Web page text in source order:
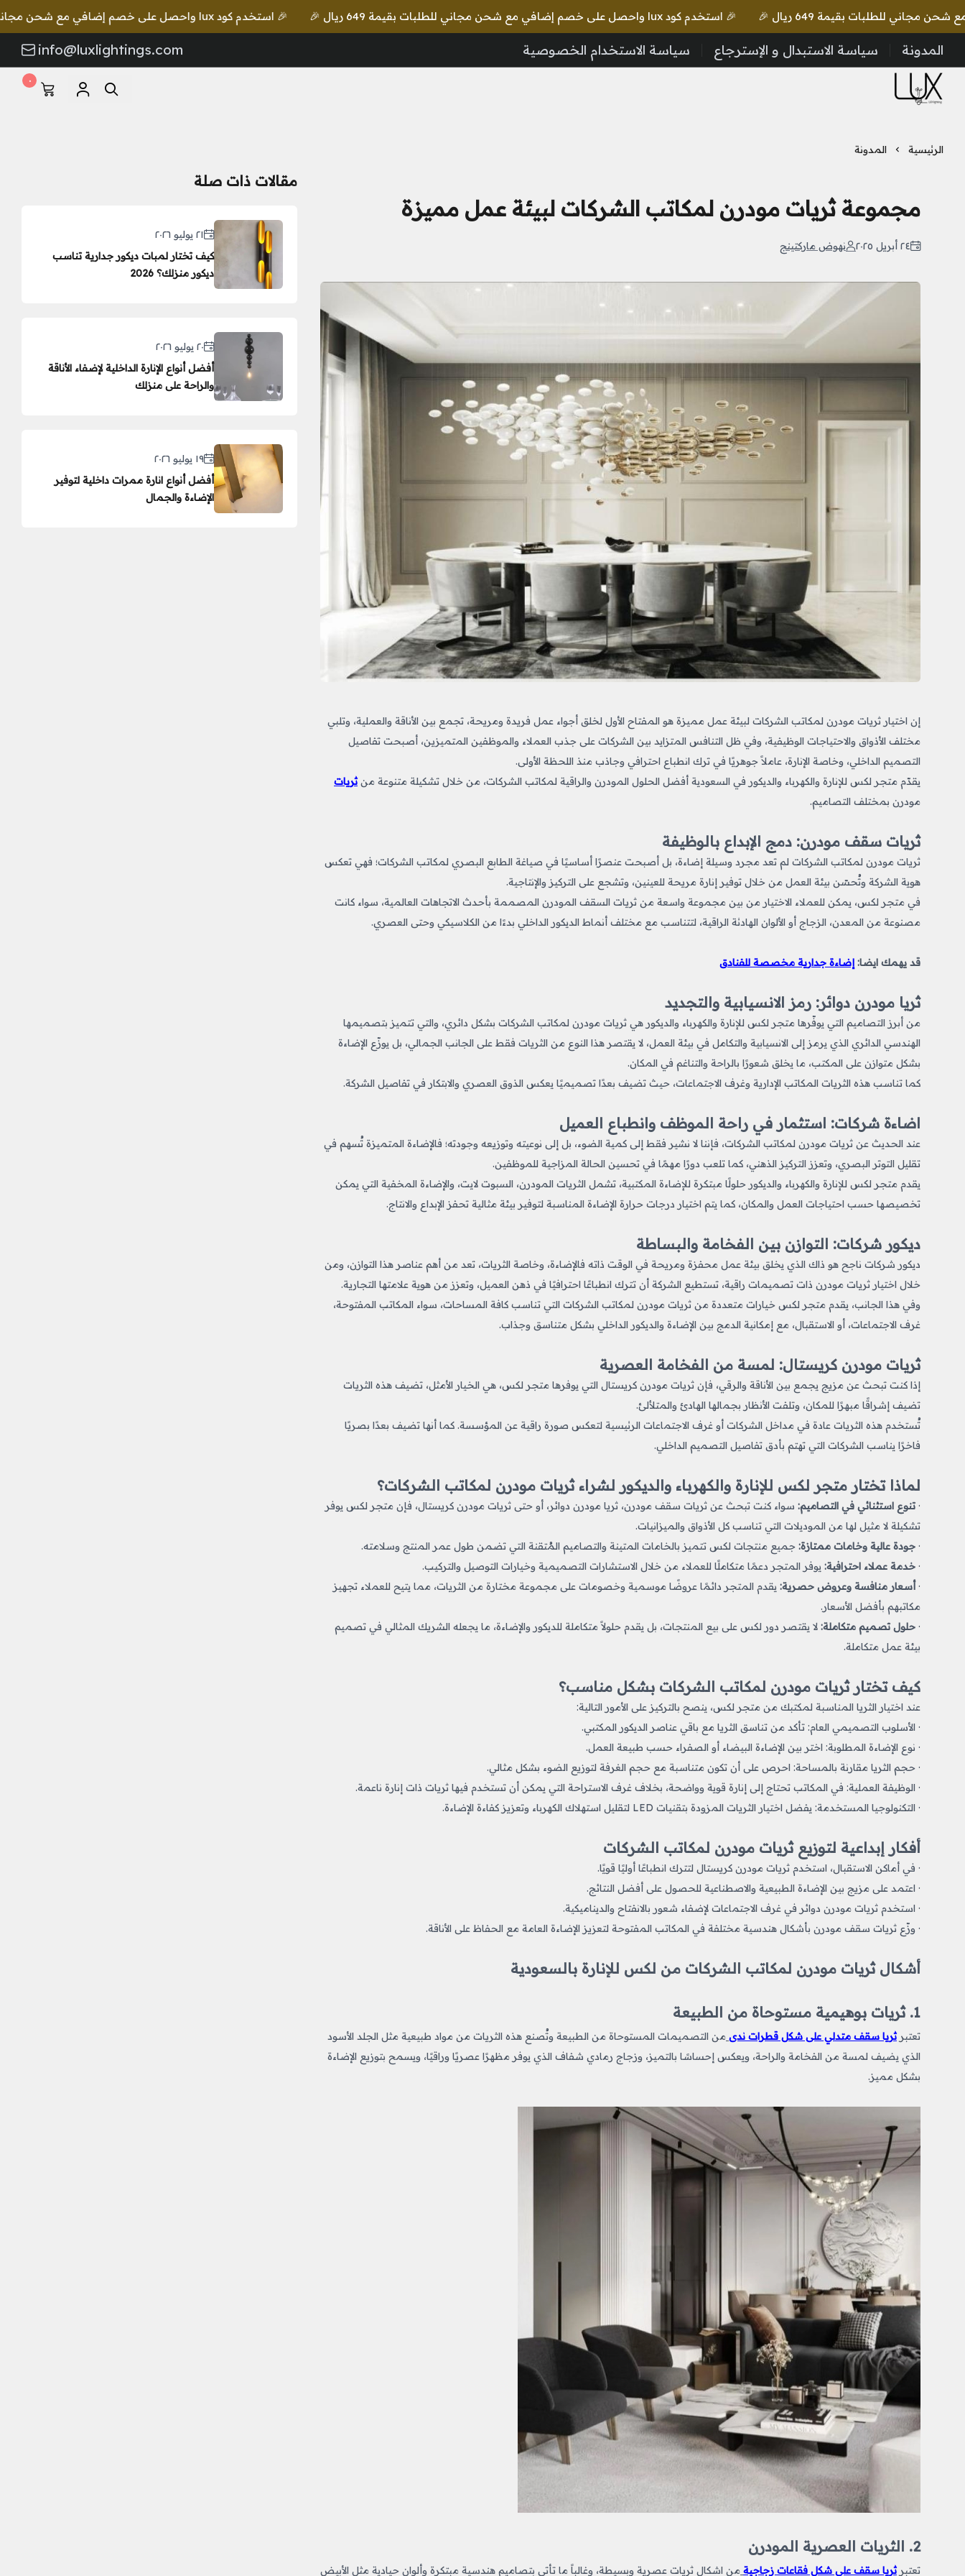
🎉 استخدم كود lux واحصل على خصم إضافي مع شحن مجاني للطلبات بقيمة 649 ريال 🎉 🎉 استخدم كود lux واحصل على خصم إضافي مع شحن مجاني للطلبات بقيمة 649 ريال 🎉
المدونة سياسة الاستبدال و الإسترجاع سياسة الاستخدام الخصوصية info@luxlightings.com
LUX Lighting
٠
الرئيسية المدونة
مجموعة ثريات مودرن لمكاتب الشركات لبيئة عمل مميزة
٢٤ أبريل ٢٠٢٥ نهوض ماركتينج
إن اختيار ثريات مودرن لمكاتب الشركات لبيئة عمل مميزة هو المفتاح الأول لخلق أجواء عمل فريدة ومريحة، تجمع بين الأناقة والعملية، وتلبي
مختلف الأذواق والاحتياجات الوظيفية، وفي ظل التنافس المتزايد بين الشركات على جذب العملاء والموظفين المتميزين، أصبحت تفاصيل
التصميم الداخلي، وخاصة الإنارة، عاملاً جوهريًا في ترك انطباع احترافي وجاذب منذ اللحظة الأولى.
يقدّم متجر لكس للإنارة والكهرباء والديكور في السعودية أفضل الحلول المودرن والراقية لمكاتب الشركات، من خلال تشكيلة متنوعة منثريات
مودرن بمختلف التصاميم.
ثريات سقف مودرن: دمج الإبداع بالوظيفة
ثريات مودرن لمكاتب الشركات لم تعد مجرد وسيلة إضاءة، بل أصبحت عنصرًا أساسيًا في صياغة الطابع البصري لمكاتب الشركات؛ فهي تعكس
هوية الشركة وتُحسّن بيئة العمل من خلال توفير إنارة مريحة للعينين، وتشجع على التركيز والإنتاجية.
في متجر لكس، يمكن للعملاء الاختيار من بين مجموعة واسعة من ثريات السقف المودرن المصممة بأحدث الاتجاهات العالمية، سواء كانت
مصنوعة من المعدن، الزجاج أو الألوان الهادئة الراقية، لتتناسب مع مختلف أنماط الديكور الداخلي بدءًا من الكلاسيكي وحتى العصري.
قد يهمك ايضا: إضاءة جدارية مخصصة للفنادق
ثريا مودرن دوائر: رمز الانسيابية والتجديد
من أبرز التصاميم التي يوفّرها متجر لكس للإنارة والكهرباء والديكور هي ثريات مودرن لمكاتب الشركات بشكل دائري، والتي تتميز بتصميمها
الهندسي الدائري الذي يرمز إلى الانسيابية والتكامل في بيئة العمل، لا يقتصر هذا النوع من الثريات فقط على الجانب الجمالي، بل يوزّع الإضاءة
بشكل متوازن على المكتب، ما يخلق شعورًا بالراحة والتناغم في المكان.
كما تناسب هذه الثريات المكاتب الإدارية وغرف الاجتماعات، حيث تضيف بعدًا تصميميًا يعكس الذوق العصري والابتكار في تفاصيل الشركة.
اضاءة شركات: استثمار في راحة الموظف وانطباع العميل
عند الحديث عن ثريات مودرن لمكاتب الشركات، فإننا لا نشير فقط إلى كمية الضوء، بل إلى نوعيته وتوزيعه وجودته؛ فالإضاءة المتميزة تُسهم في
تقليل التوتر البصري، وتعزز التركيز الذهني، كما تلعب دورًا مهمًا في تحسين الحالة المزاجية للموظفين.
يقدم متجر لكس للإنارة والكهرباء والديكور حلولًا مبتكرة للإضاءة المكتبية، تشمل الثريات المودرن، السبوت لايت، والإضاءة المخفية التي يمكن
تخصيصها حسب احتياجات العمل والمكان، كما يتم اختيار درجات حرارة الإضاءة المناسبة لتوفير بيئة مثالية تحفز الإبداع والانتاج.
ديكور شركات: التوازن بين الفخامة والبساطة
ديكور شركات ناجح هو ذاك الذي يخلق بيئة عمل محفزة ومريحة في الوقت ذاته فالإضاءة، وخاصة الثريات، تعد من أهم عناصر هذا التوازن، ومن
خلال اختيار ثريات مودرن ذات تصميمات راقية، تستطيع الشركة أن تترك انطباعًا احترافيًا في ذهن العميل، وتعزز من هوية علامتها التجارية.
وفي هذا الجانب، يقدم متجر لكس خيارات متعددة من ثريات مودرن لمكاتب الشركات التي تناسب كافة المساحات، سواء المكاتب المفتوحة،
غرف الاجتماعات، أو الاستقبال، مع إمكانية الدمج بين الإضاءة والديكور الداخلي بشكل متناسق وجذاب.
ثريات مودرن كريستال: لمسة من الفخامة العصرية
إذا كنت تبحث عن مزيج يجمع بين الأناقة والرقي، فإن ثريات مودرن كريستال التي يوفرها متجر لكس، هي الخيار الأمثل، تضيف هذه الثريات
تضيف إشراقًا مبهرًا للمكان، وتلفت الأنظار بجمالها الهادئ والمتلألئ.
تُستخدم هذه الثريات عادة في مداخل الشركات أو غرف الاجتماعات الرئيسية لتعكس صورة راقية عن المؤسسة. كما أنها تضيف بعدًا بصريًا
فاخرًا يناسب الشركات التي تهتم بأدق تفاصيل التصميم الداخلي.
لماذا تختار متجر لكس للإنارة والكهرباء والديكور لشراء ثريات مودرن لمكاتب الشركات؟
· تنوع استثنائي في التصاميم: سواء كنت تبحث عن ثريات سقف مودرن، ثريا مودرن دوائر، أو حتى ثريات مودرن كريستال، فإن متجر لكس يوفر
تشكيلة لا مثيل لها من الموديلات التي تناسب كل الأذواق والميزانيات.
· جودة عالية وخامات ممتازة: جميع منتجات لكس تتميز بالخامات المتينة والتصاميم المُتقنة التي تضمن طول عمر المنتج وسلامته.
· خدمة عملاء احترافية: يوفر المتجر دعمًا متكاملًا للعملاء من خلال الاستشارات التصميمية وخيارات التوصيل والتركيب.
·أسعار منافسة وعروض حصرية: يقدم المتجر دائمًا عروضًا موسمية وخصومات على مجموعة مختارة من الثريات، مما يتيح للعملاء تجهيز
مكاتبهم بأفضل الأسعار.
· حلول تصميم متكاملة: لا يقتصر دور لكس على بيع المنتجات، بل يقدم حلولاً متكاملة للديكور والإضاءة، ما يجعله الشريك المثالي في تصميم
بيئة عمل متكاملة.
كيف تختار ثريات مودرن لمكاتب الشركات بشكل مناسب؟
عند اختيار الثريا المناسبة لمكتبك من متجر لكس، ينصح بالتركيز على الأمور التالية:
· الأسلوب التصميمي العام: تأكد من تناسق الثريا مع باقي عناصر الديكور المكتبي.
· نوع الإضاءة المطلوبة: اختر بين الإضاءة البيضاء أو الصفراء حسب طبيعة العمل.
· حجم الثريا مقارنة بالمساحة: احرص على أن تكون متناسبة مع حجم الغرفة لتوزيع الضوء بشكل مثالي.
· الوظيفة العملية: في المكاتب تحتاج إلى إنارة قوية وواضحة، بخلاف غرف الاستراحة التي يمكن أن تستخدم فيها ثريات ذات إنارة ناعمة.
· التكنولوجيا المستخدمة: يفضل اختيار الثريات المزودة بتقنيات LED لتقليل استهلاك الكهرباء وتعزيز كفاءة الإضاءة.
أفكار إبداعية لتوزيع ثريات مودرن لمكاتب الشركات
· في أماكن الاستقبال، استخدم ثريات مودرن كريستال لتترك انطباعًا أوليًا قويًا.
· اعتمد على مزيج بين الإضاءة الطبيعية والاصطناعية للحصول على أفضل النتائج.
· استخدم ثريات مودرن دوائر في غرف الاجتماعات لإضفاء شعور بالانفتاح والديناميكية.
· وزّع ثريات سقف مودرن بأشكال هندسية مختلفة في المكاتب المفتوحة لتعزيز الإضاءة العامة مع الحفاظ على الأناقة.
أشكال ثريات مودرن لمكاتب الشركات من لكس للإنارة بالسعودية
1. ثريات بوهيمية مستوحاة من الطبيعة
تعتبرثريا سقف متدلي على شكل قطرات ندى من التصميمات المستوحاة من الطبيعة وتُصنع هذه الثريات من مواد طبيعية مثل الجلد الأسود
الذي يضيف لمسة من الفخامة والراحة، ويعكس إحساسًا بالتميز، وزجاج رمادي شفاف الذي يوفر مظهرًا عصريًا وراقيًا، ويسمح بتوزيع الإضاءة
بشكل مميز.
2. الثريات العصرية المودرن
تعتبرثريا سقف على شكل فقاعات زجاجية من اشكال ثريات عصرية وبسيطة، وغالباً ما تأتي بتصاميم هندسية مبتكرة وألوان حيادية مثل الأبيض
مقالات ذات صلة
٢١ يوليو ٢٠٢٦
كيف تختار لمبات ديكور جدارية تناسب
ديكور منزلك؟ 2026
٢٠ يوليو ٢٠٢٦
أفضل أنواع الإنارة الداخلية لإضفاء الأناقة
والراحة على منزلك
١٩ يوليو ٢٠٢٦
أفضل أنواع انارة ممرات داخلية لتوفير
الإضاءة والجمال